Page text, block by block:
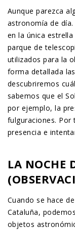
Aunque parezca
astronomía de
en la única
parque de
utilizados para la
forma detallada
descubriremos
sabemos que el
por ejemplo, la
fulguraciones. Por
presencia e
LA NOCHE
Cuando se hace
Cataluña,
objetos